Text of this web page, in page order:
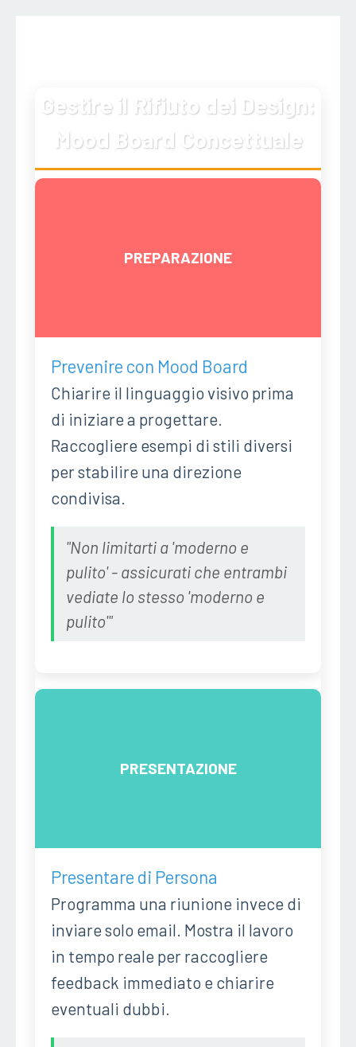
Gestire il Rifiuto dei Design:
Mood Board Concettuale
PREPARAZIONE
Prevenire con Mood Board
Chiarire il linguaggio visivo prima
di iniziare a progettare.
Raccogliere esempi di stili diversi
per stabilire una direzione
condivisa.
"Non limitarti a 'moderno e
pulito' - assicurati che entrambi
vediate lo stesso 'moderno e
pulito'"
PRESENTAZIONE
Presentare di Persona
Programma una riunione invece di
inviare solo email. Mostra il lavoro
in tempo reale per raccogliere
feedback immediato e chiarire
eventuali dubbi.